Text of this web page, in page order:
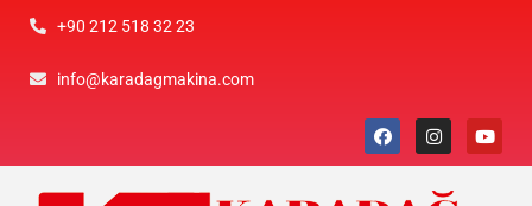
+90 212 518 32 23
info@karadagmakina.com